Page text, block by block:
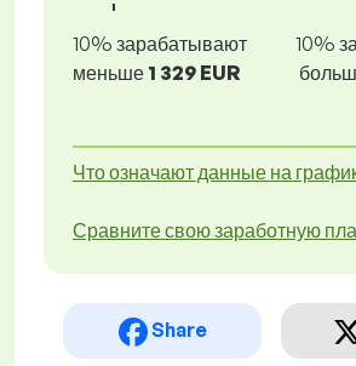
10% зарабатывают
меньше 1 329 EUR
10%
Что означают данные на
Сравните свою заработную
Share